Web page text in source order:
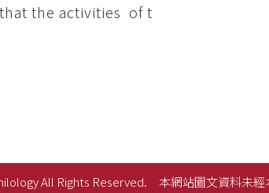
the activities of t
All Rights Reserved. 本網站圖文資料未經